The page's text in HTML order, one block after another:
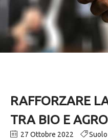
RAFFORZARE
TRA BIO E
27 Ottobre 2022